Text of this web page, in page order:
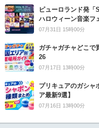
ピューロランド発「
ハロウィーン音楽フ
07月31日 15時00分
ガチャガチャどこで
26
07月17日 13時00分
プリキュアのガシャ
ア最新9選】
07月16日 13時00分